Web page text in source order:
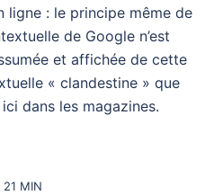
ligne : le principe même de
de Google n’est
et affichée de cette
« clandestine » que
dans les magazines.
MIN